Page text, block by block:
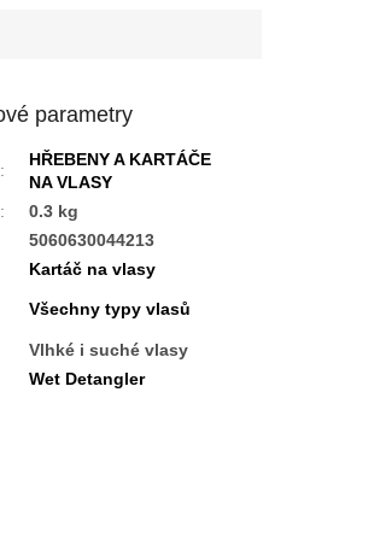
parametry
:
HŘEBENY A KARTÁČE
NA VLASY
:
0.3 kg
5060630044213
Kartáč na vlasy
Všechny typy vlasů
Vlhké i suché vlasy
Wet Detangler